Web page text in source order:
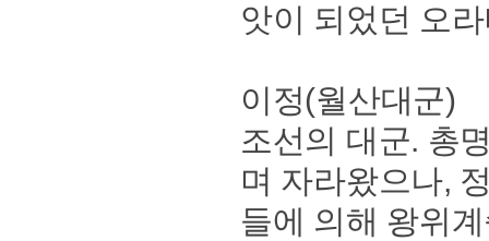
앗이 되었던 오
이정(월산대군)
조선의 대군. 총
며 자라왔으나,
들에 의해 왕위